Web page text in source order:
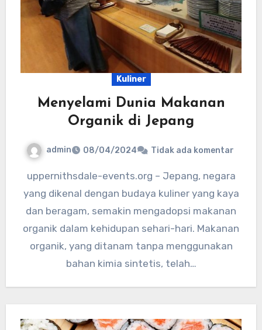
Kuliner
Menyelami Dunia Makanan
Organik di Jepang
admin 08/04/2024 Tidak ada komentar
uppernithsdale-events.org – Jepang, negara
yang dikenal dengan budaya kuliner yang kaya
dan beragam, semakin mengadopsi makanan
organik dalam kehidupan sehari-hari. Makanan
organik, yang ditanam tanpa menggunakan
bahan kimia sintetis, telah…